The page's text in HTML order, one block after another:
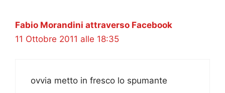
Fabio Morandini attraverso Facebook
11 Ottobre 2011 alle 18:35
ovvia metto in fresco lo spumante